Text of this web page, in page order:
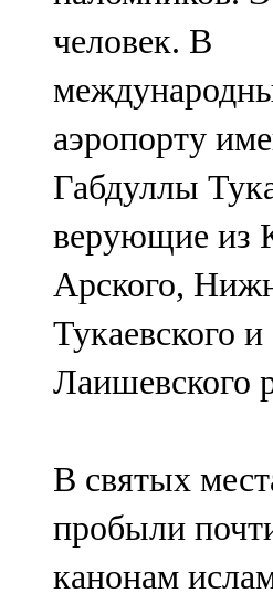
человек. В
аэропорту
Габдуллы
верующие из
Арского,
Тукаевского и
Лаишевского
В святых
пробыли
канонам